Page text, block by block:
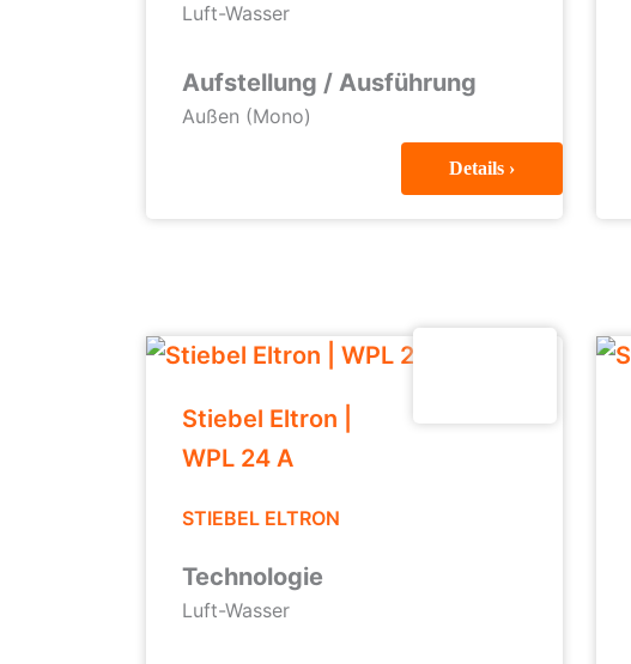
Luft-Wasser
Aufstellung / Ausführung
Außen (Mono)
Details ›
Stiebel Eltron |
WPL 24 A
STIEBEL ELTRON
Technologie
Luft-Wasser